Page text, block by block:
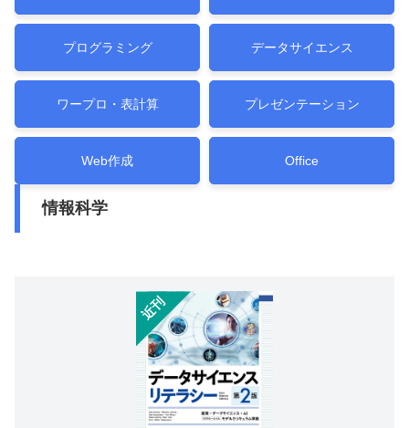
プログラミング データサイエンス
ワープロ・表計算 プレゼンテーション
Web作成 Office
情報科学
近刊